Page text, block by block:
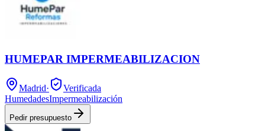
HUMEPAR IMPERMEABILIZACION
Madrid·
Verificada
HumedadesImpermeabilización
Pedir presupuesto